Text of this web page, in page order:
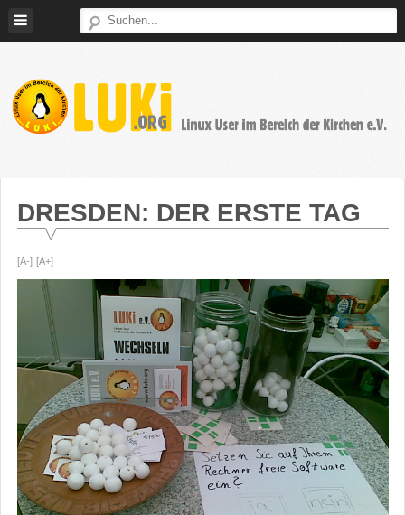
Bereich
Kirchen
DRESDEN: DER ERSTE TAG
[A-] [A+]